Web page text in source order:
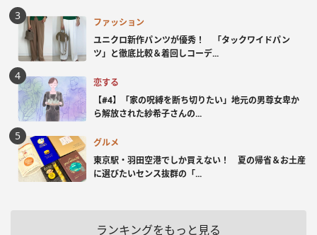
ファッション
ユニクロ新作パンツが優秀！ 「タックワイドパン
ツ」と徹底比較＆着回しコーデ...
恋する
【#4】「家の呪縛を断ち切りたい」地元の男尊女卑か
ら解放された紗希子さんの...
グルメ
東京駅・羽田空港でしか買えない！ 夏の帰省＆お土産
に選びたいセンス抜群の「...
ランキングをもっと見る